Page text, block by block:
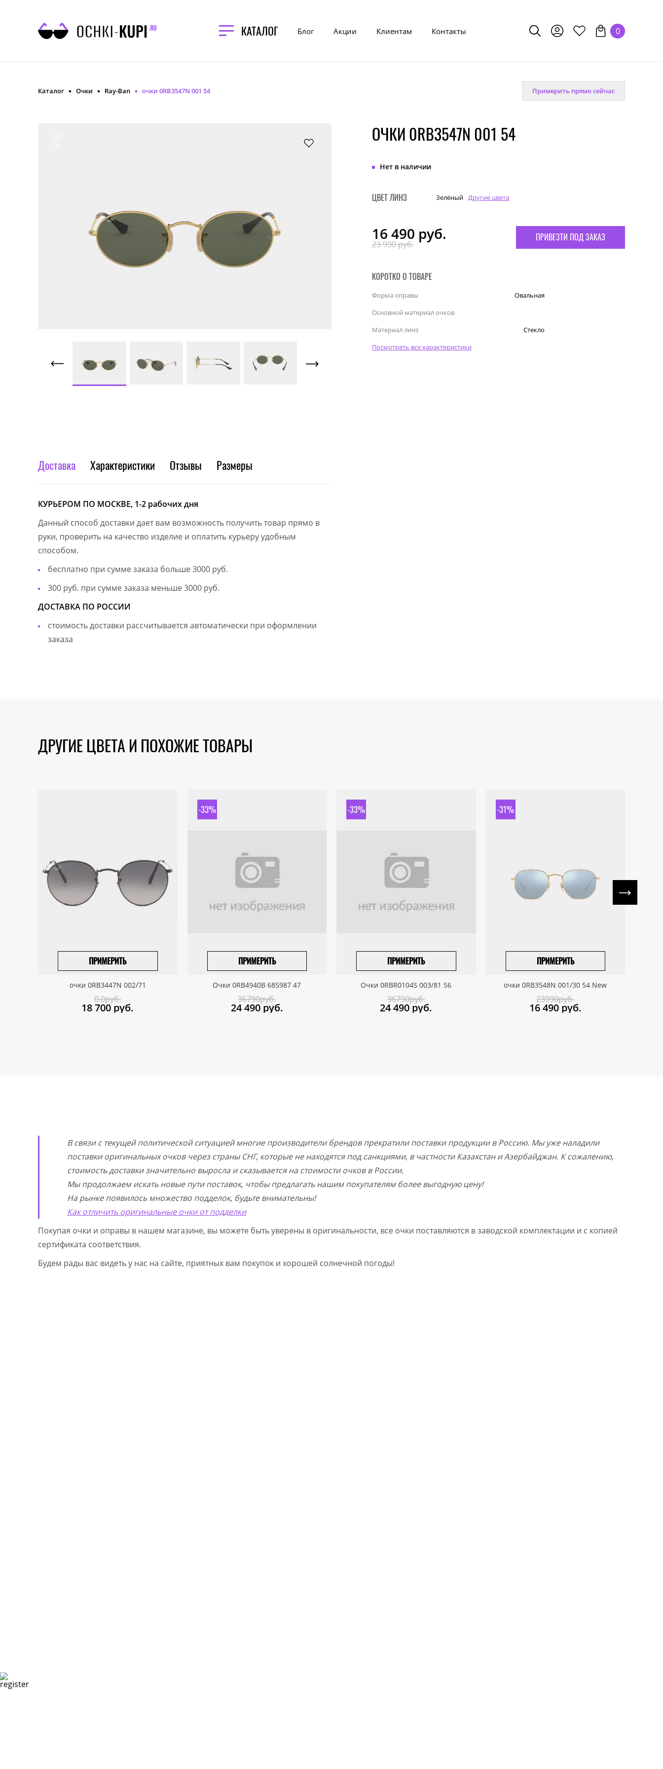
КАТАЛОГ Блог Акции Клиентам Контакты 0
Каталог Очки Ray-Ban очки 0RB3547N 001 54 Примерить прямо сейчас
ОЧКИ 0RB3547N 001 54
Нет в наличии
ЦВЕТ ЛИНЗ Зелёный Другие цвета
16 490 руб.
23 990 руб.
ПРИВЕЗТИ ПОД ЗАКАЗ
КОРОТКО О ТОВАРЕ
Форма оправы
Овальная
Основной материал очков
Материал линз
Стекло
Посмотреть все характеристики
Доставка Характеристики Отзывы Размеры
КУРЬЕРОМ ПО МОСКВЕ, 1-2 рабочих дня
Данный способ доставки дает вам возможность получить товар прямо в
руки, проверить на качество изделие и оплатить курьеру удобным
способом.
бесплатно при сумме заказа больше 3000 руб.
300 руб. при сумме заказа меньше 3000 руб.
ДОСТАВКА ПО РОССИИ
стоимость доставки рассчитывается автоматически при оформлении
заказа
ДРУГИЕ ЦВЕТА И ПОХОЖИЕ ТОВАРЫ
ПРИМЕРИТЬ
ВЫБРАТЬ РАЗМЕР
очки 0RB3447N 002/71
0.0руб.
18 700 руб.
-33%
ПРИМЕРИТЬ
ПРИВЕЗТИ ПОД ЗАКАЗ
Очки 0RB4940B 685987 47
36790руб.
24 490 руб.
-33%
ПРИМЕРИТЬ
ПРИВЕЗТИ ПОД ЗАКАЗ
Очки 0RBR0104S 003/81 56
36790руб.
24 490 руб.
-31%
ПРИМЕРИТЬ
ПРИВЕЗТИ ПОД ЗАКАЗ
очки 0RB3548N 001/30 54 New
23990руб.
16 490 руб.
В связи с текущей политической ситуацией многие производители брендов прекратили поставки продукции в Россию. Мы уже наладили
поставки оригинальных очков через страны СНГ, которые не находятся под санкциями, в частности Казахстан и Азербайджан. К сожалению,
стоимость доставки значительно выросла и сказывается на стоимости очков в России.
Мы продолжаем искать новые пути поставок, чтобы предлагать нашим покупателям более выгодную цену!
На рынке появилось множество подделок, будьте внимательны!
Как отличить оригинальные очки от подделки
Покупая очки и оправы в нашем магазине, вы можете быть уверены в оригинальности, все очки поставляются в заводской комплектации и с копией
сертификата соответствия.
Будем рады вас видеть у нас на сайте, приятных вам покупок и хорошей солнечной погоды!